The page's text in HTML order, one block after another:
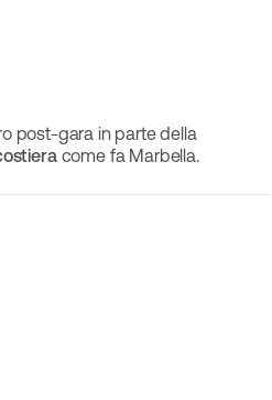
post-gara in parte della
come fa Marbella.